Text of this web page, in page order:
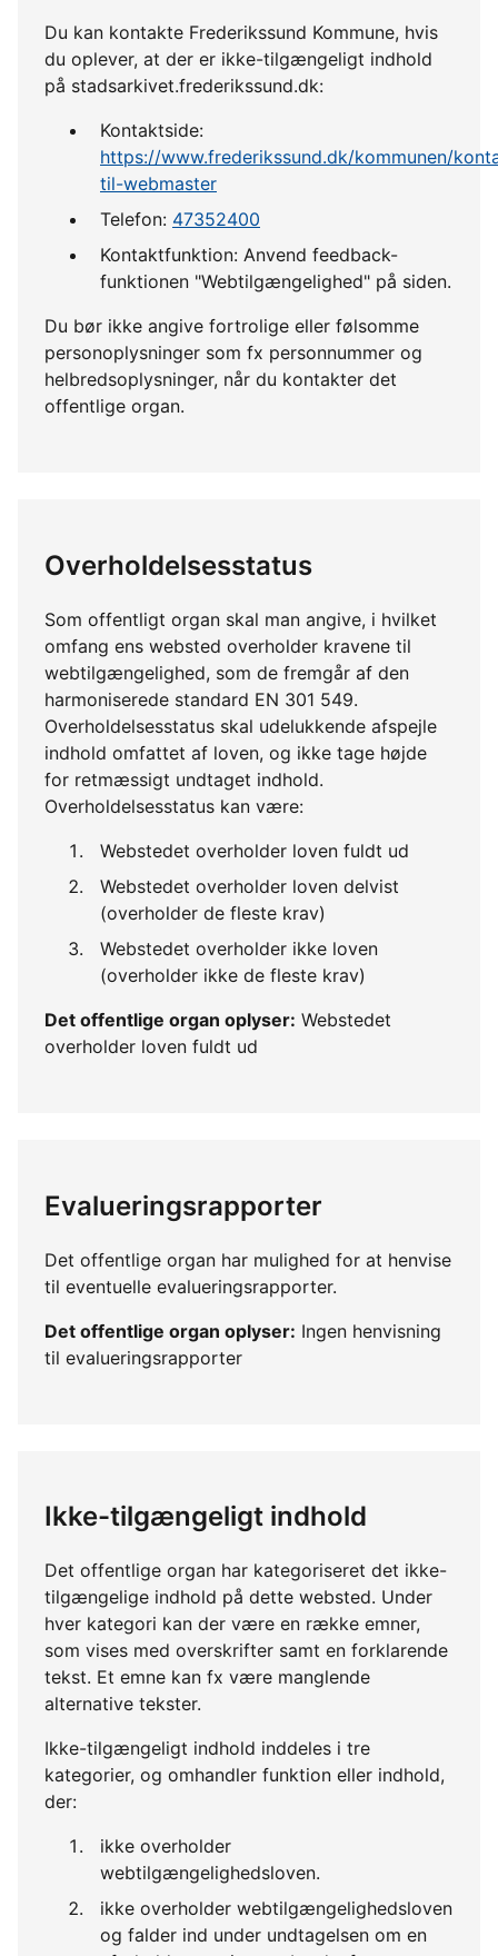
Du kan kontakte Frederikssund Kommune, hvis
du oplever, at der er ikke-tilgængeligt indhold
på stadsarkivet.frederikssund.dk:
Kontaktside:
https://www.frederikssund.dk/kommunen/
til-webmaster
Telefon: 47352400
Kontaktfunktion: Anvend feedback-
funktionen "Webtilgængelighed" på siden.
Du bør ikke angive fortrolige eller følsomme
personoplysninger som fx personnummer og
helbredsoplysninger, når du kontakter det
offentlige organ.
Overholdelsesstatus
Som offentligt organ skal man angive, i hvilket
omfang ens websted overholder kravene til
webtilgængelighed, som de fremgår af den
harmoniserede standard EN 301 549.
Overholdelsesstatus skal udelukkende afspejle
indhold omfattet af loven, og ikke tage højde
for retmæssigt undtaget indhold.
Overholdelsesstatus kan være:
Webstedet overholder loven fuldt ud
Webstedet overholder loven delvist
(overholder de fleste krav)
Webstedet overholder ikke loven
(overholder ikke de fleste krav)
Det offentlige organ oplyser: Webstedet
overholder loven fuldt ud
Evalueringsrapporter
Det offentlige organ har mulighed for at henvise
til eventuelle evalueringsrapporter.
Det offentlige organ oplyser: Ingen henvisning
til evalueringsrapporter
Ikke-tilgængeligt indhold
Det offentlige organ har kategoriseret det ikke-
tilgængelige indhold på dette websted. Under
hver kategori kan der være en række emner,
som vises med overskrifter samt en forklarende
tekst. Et emne kan fx være manglende
alternative tekster.
Ikke-tilgængeligt indhold inddeles i tre
kategorier, og omhandler funktion eller indhold,
der:
ikke overholder
webtilgængelighedsloven.
ikke overholder webtilgængelighedsloven
og falder ind under undtagelsen om en